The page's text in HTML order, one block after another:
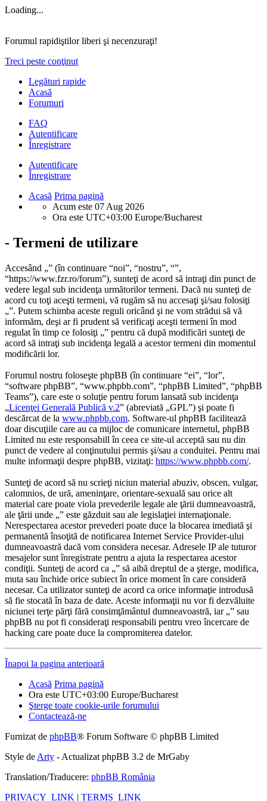
Loading...
Forumul rapidiştilor liberi şi necenzuraţi!
Treci peste conţinut
Legături rapide
Acasă
Forumuri
FAQ
Autentificare
Înregistrare
Autentificare
Înregistrare
Acasă Prima pagină
Acum este 07 Aug 2026
Ora este UTC+03:00 Europe/Bucharest
- Termeni de utilizare
Accesând „” (în continuare “noi”, “nostru”, “”,
“https://www.fzr.ro/forum”), sunteţi de acord să intraţi din punct de
vedere legal sub incidenţa următorilor termeni. Dacă nu sunteţi de
acord cu toţi aceşti termeni, vă rugăm să nu accesaţi şi/sau folosiţi
„”. Putem schimba aceste reguli oricând şi ne vom strădui să vă
informăm, deşi ar fi prudent să verificaţi aceşti termeni în mod
regulat în timp ce folosiţi „” pentru că după modificări sunteţi de
acord să intraţi sub incidenţa legală a acestor termeni din momentul
modificării lor.
Forumul nostru foloseşte phpBB (în continuare “ei”, “lor”,
“software phpBB”, “www.phpbb.com”, “phpBB Limited”, “phpBB
Teams”), care este o soluţie pentru forum lansată sub incidenţa
„Licenţei Generală Publică v.2” (abreviată „GPL”) şi poate fi
descărcat de la www.phpbb.com. Software-ul phpBB facilitează
doar discuţiile care au ca mijloc de comunicare internetul, phpBB
Limited nu este responsabill în ceea ce site-ul acceptă sau nu din
punct de vedere al conţinutului permis şi/sau a conduitei. Pentru mai
multe informaţii despre phpBB, vizitaţi: https://www.phpbb.com/.
Sunteţi de acord să nu scrieţi niciun material abuziv, obscen, vulgar,
calomnios, de ură, ameninţare, orientare-sexuală sau orice alt
material care poate viola prevederile legale ale ţării dumneavoastră,
ale ţării unde „” este găzduit sau ale legislaţiei internaţionale.
Nerespectarea acestor prevederi poate duce la blocarea imediată şi
permanentă însoţită de notificarea Internet Service Provider-ului
dumneavoastră dacă vom considera necesar. Adresele IP ale tuturor
mesajelor sunt înregistrate pentru a ajuta la respectarea acestor
condiţii. Sunteţi de acord ca „” să aibă dreptul de a şterge, modifica,
muta sau închide orice subiect în orice moment în care consideră
necesar. Ca utilizator sunteţi de acord ca orice informaţie introdusă
să fie stocată în baza de date. Aceste informaţii nu vor fi dezvăluite
niciunei terţe părţi fără consimţământul dumneavoastră, iar „” sau
phpBB nu pot fi consideraţi responsabili pentru vreo încercare de
hacking care poate duce la compromiterea datelor.
Înapoi la pagina anterioară
Acasă Prima pagină
Ora este UTC+03:00 Europe/Bucharest
Şterge toate cookie-urile forumului
Contactează-ne
Furnizat de phpBB® Forum Software © phpBB Limited
Style de Arty - Actualizat phpBB 3.2 de MrGaby
Translation/Traducere: phpBB România
PRIVACY_LINK | TERMS_LINK